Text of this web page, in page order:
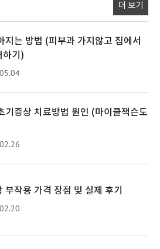
더 보기
지는 방법 (피부과 가지않고 집에서
하기)
기증상 치료방법 원인 (마이클잭슨도
부작용 가격 장점 및 실제 후기